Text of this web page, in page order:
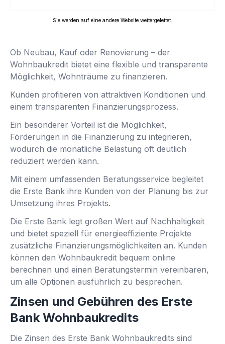
Sie werden auf eine andere Website weitergeleitet.
Ob Neubau, Kauf oder Renovierung – der
Wohnbaukredit bietet eine flexible und transparente
Möglichkeit, Wohnträume zu finanzieren.
Kunden profitieren von attraktiven Konditionen und
einem transparenten Finanzierungsprozess.
Ein besonderer Vorteil ist die Möglichkeit,
Förderungen in die Finanzierung zu integrieren,
wodurch die monatliche Belastung oft deutlich
reduziert werden kann.
Mit einem umfassenden Beratungsservice begleitet
die Erste Bank ihre Kunden von der Planung bis zur
Umsetzung ihres Projekts.
Die Erste Bank legt großen Wert auf Nachhaltigkeit
und bietet speziell für energieeffiziente Projekte
zusätzliche Finanzierungsmöglichkeiten an. Kunden
können den Wohnbaukredit bequem online
berechnen und einen Beratungstermin vereinbaren,
um alle Optionen ausführlich zu besprechen.
Zinsen und Gebühren des Erste
Bank Wohnbaukredits
Die Zinsen des Erste Bank Wohnbaukredits sind